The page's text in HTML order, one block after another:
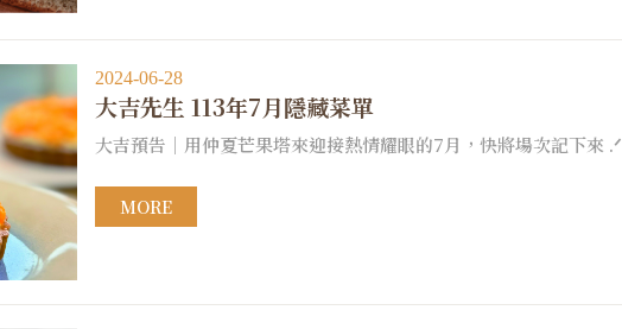
2024-06-28
大吉先生 113年7月隱藏菜單
大吉預告｜用仲夏芒果塔來迎接熱情耀眼的7月，快將場次記下來 .ᐟ
MORE